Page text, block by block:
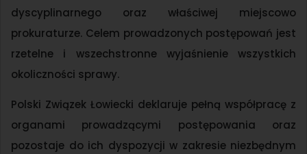
dyscyplinarnego oraz właściwej miejscowo
prokuraturze. Celem prowadzonych postępowań jest
rzetelne i wszechstronne wyjaśnienie wszystkich
okoliczności sprawy.
Polski Związek Łowiecki deklaruje pełną współpracę z
organami prowadzącymi postępowania oraz
pozostaje do ich dyspozycji w zakresie niezbędnym